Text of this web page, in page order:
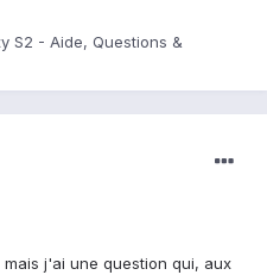
S2 - Aide, Questions &
j'ai une question qui, aux